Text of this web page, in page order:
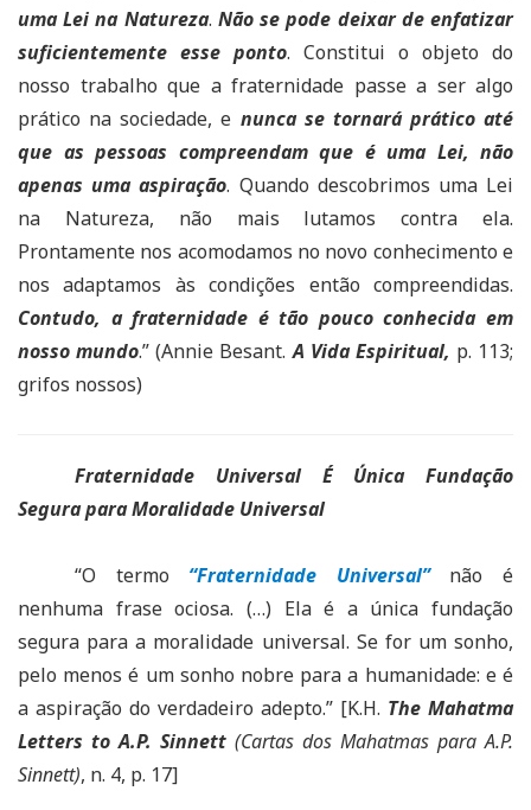
uma Lei na Natureza. Não se pode deixar de enfatizar
suficientemente esse ponto. Constitui o objeto do
nosso trabalho que a fraternidade passe a ser algo
prático na sociedade, e nunca se tornará prático até
que as pessoas compreendam que é uma Lei, não
apenas uma aspiração. Quando descobrimos uma Lei
na Natureza, não mais lutamos contra ela.
Prontamente nos acomodamos no novo conhecimento e
nos adaptamos às condições então compreendidas.
Contudo, a fraternidade é tão pouco conhecida em
nosso mundo.” (Annie Besant.A Vida Espiritual, p. 113;
grifos nossos)
Fraternidade Universal É Única Fundação
Segura para Moralidade Universal
“O termo “Fraternidade Universal”não é
nenhuma frase ociosa. (…) Ela é a única fundação
segura para a moralidade universal. Se for um sonho,
pelo menos é um sonho nobre para a humanidade: e é
a aspiração do verdadeiro adepto.” [K.H. The Mahatma
Letters to A.P. Sinnett (Cartas dos Mahatmas para A.P.
Sinnett), n. 4, p. 17]